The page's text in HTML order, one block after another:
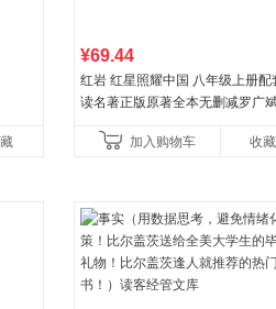
¥69.44
红岩 红星照耀中国 八年级上册配
读名著正版原著全本无删减罗广
初中生课外书中国青
加入购物车 收藏